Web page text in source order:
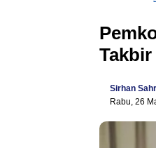
Sirhan
Rabu, 26